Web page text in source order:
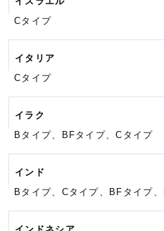
Cタイプ
イタリア
Cタイプ
イラク
Bタイプ、BFタイプ、Cタイプ
インド
Bタイプ、Cタイプ、BFタイプ、